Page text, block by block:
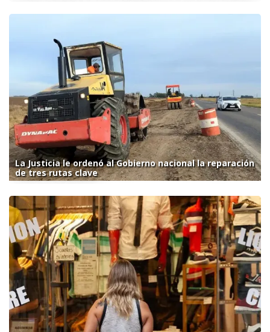
La Justicia le ordenó al Gobierno nacional la reparación
de tres rutas clave